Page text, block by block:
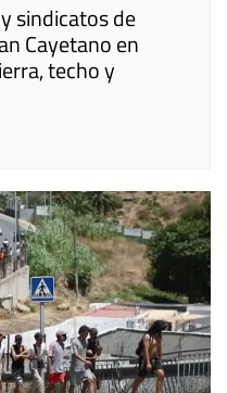
sindicatos de
Cayetano en
techo y